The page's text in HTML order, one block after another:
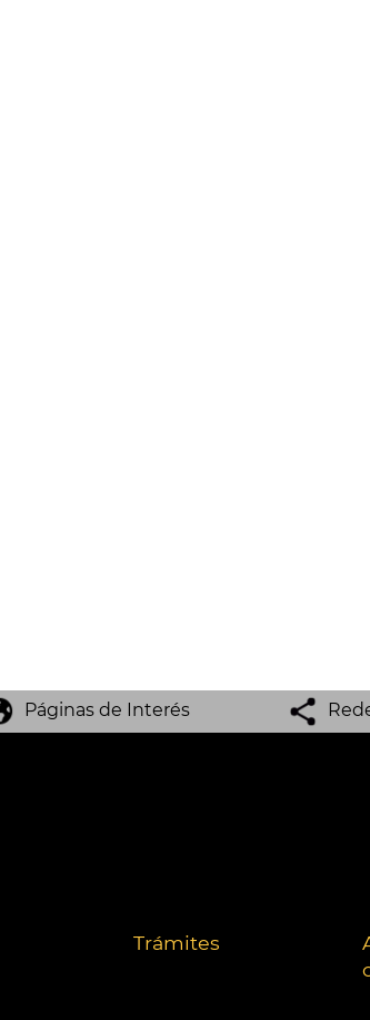
Páginas de Interés
Trámites